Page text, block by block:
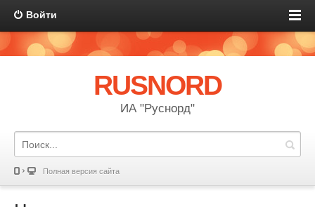
Войти
RUSNORD
ИА "Руснорд"
Полная версия сайта